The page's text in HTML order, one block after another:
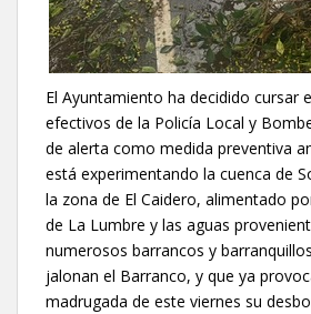
El Ayuntamiento ha decidido cursar
efectivos de la Policía Local y
de alerta como medida preventiva
está experimentando la cuenca de
la zona de El Caidero, alimentado
de La Lumbre y las aguas
numerosos barrancos y
jalonan el Barranco, y que ya
madrugada de este viernes su